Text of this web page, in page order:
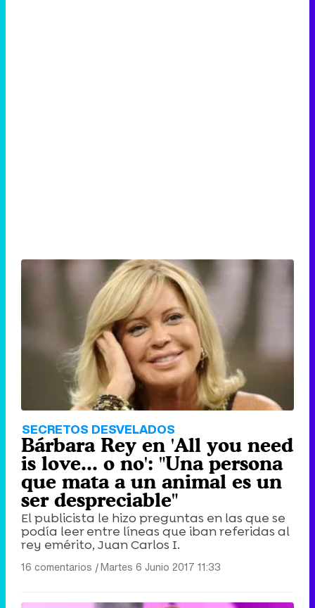
SECRETOS DESVELADOS
Bárbara Rey en 'All you need
is love... o no': "Una persona
que mata a un animal es un
ser despreciable"
El publicista le hizo preguntas en las que se
podía leer entre líneas que iban referidas al
rey emérito, Juan Carlos I.
16 comentarios |Martes 6 Junio 2017 11:33